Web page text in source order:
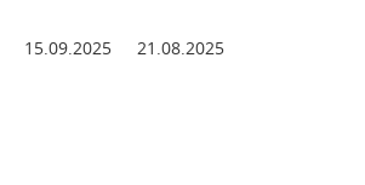
15.09.2025 21.08.2025